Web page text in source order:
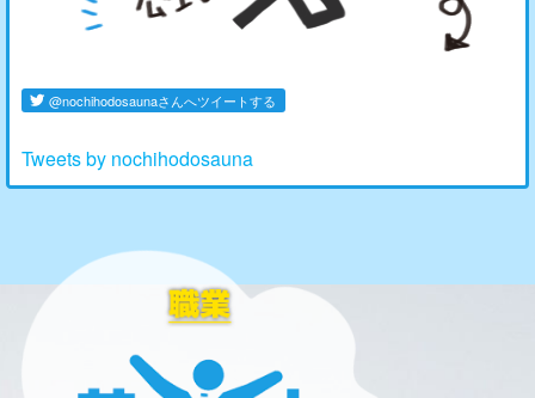
Tweets by nochihodosauna